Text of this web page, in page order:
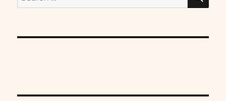
for: